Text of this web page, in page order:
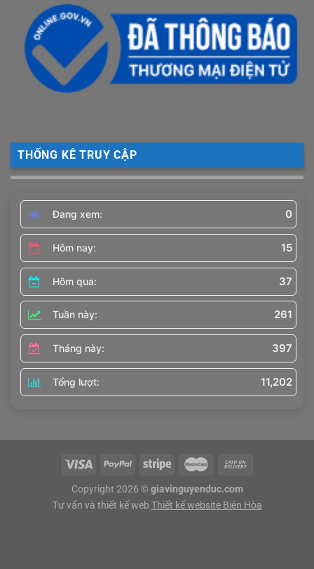
THỐNG KÊ TRUY CẬP
Đang xem: 0
Hôm nay: 15
Hôm qua: 37
Tuần này: 261
Tháng này: 397
Tổng lượt: 11,202
Copyright 2026 © giavinguyenduc.com
Tư vấn và thiết kế web Thiết kế website Biên Hòa